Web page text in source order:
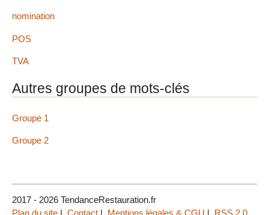
nomination
POS
TVA
Autres groupes de mots-clés
Groupe 1
Groupe 2
2017 - 2026 TendanceRestauration.fr
Plan du site | Contact | Mentions légales & CGU | RSS 2.0